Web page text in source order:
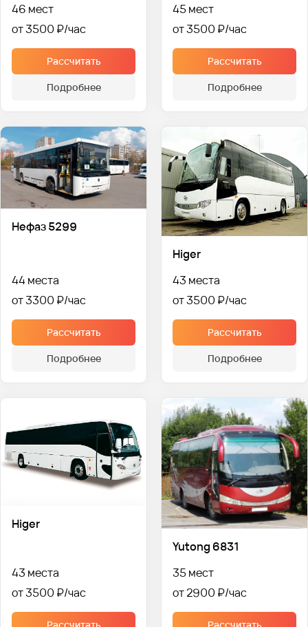
46 мест
от 3500 ₽
Рассчитать
Подробнее
45 мест
от 3500 ₽
Рассчитать
Подробнее
Нефаз 5299
44 места
от 3300 ₽
Рассчитать
Подробнее
Higer
43 места
от 3500 ₽
Рассчитать
Подробнее
Higer
43 места
от 3500 ₽
Yutong 6831
35 мест
от 2900 ₽